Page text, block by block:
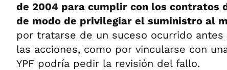
de 2004 para cumplir con los contratos
de modo de privilegiar el suministro al
por tratarse de un suceso ocurrido
las acciones, como por vincularse con
YPF podría pedir la revisión del fallo.